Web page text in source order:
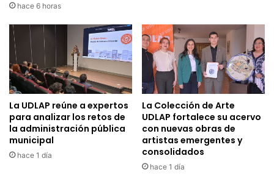
hace 6 horas
La UDLAP reúne a expertos
para analizar los retos de
la administración pública
municipal
hace 1 día
La Colección de Arte
UDLAP fortalece su acervo
con nuevas obras de
artistas emergentes y
consolidados
hace 1 día